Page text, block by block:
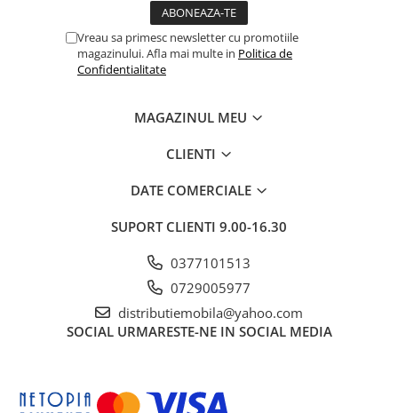
Vreau sa primesc newsletter cu promotiile
magazinului. Afla mai multe in Politica de
Confidentialitate
MAGAZINUL MEU
CLIENTI
DATE COMERCIALE
SUPORT CLIENTI 9.00-16.30
0377101513
0729005977
distributiemobila@yahoo.com
SOCIAL URMARESTE-NE IN SOCIAL MEDIA